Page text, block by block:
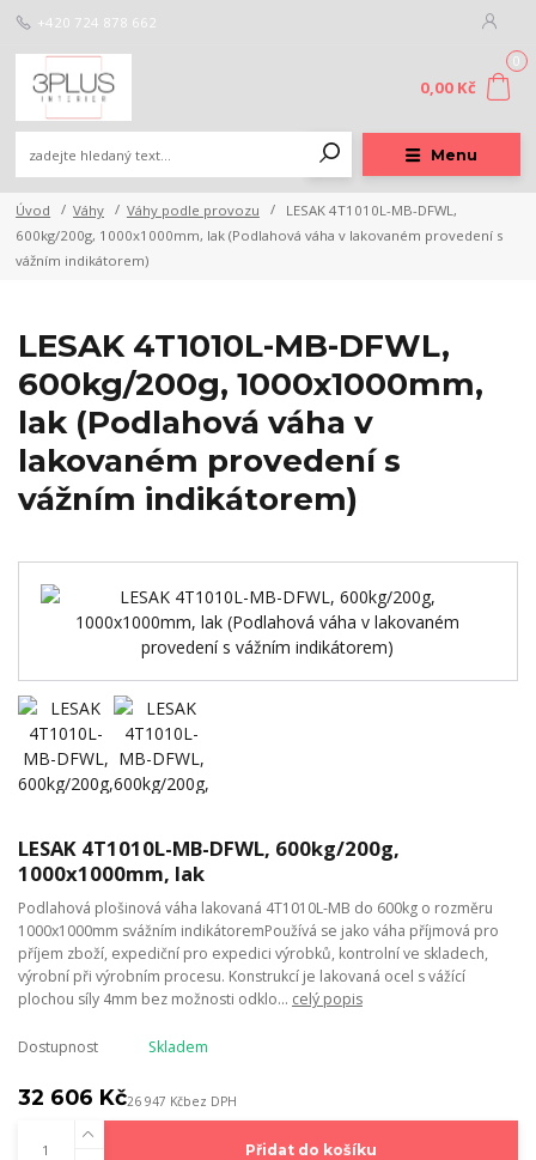
Menu
+420 724 878 662
0
0,00 Kč
Úvod Váhy Váhy podle provozu
LESAK 4T1010L-MB-DFWL,
600kg/200g, 1000x1000mm, lak (Podlahová váha v lakovaném provedení s
vážním indikátorem)
LESAK 4T1010L-MB-DFWL,
600kg/200g, 1000x1000mm,
lak (Podlahová váha v
lakovaném provedení s
vážním indikátorem)
LESAK 4T1010L-MB-DFWL, 600kg/200g,
1000x1000mm, lak
Podlahová plošinová váha lakovaná 4T1010L-MB do 600kg o rozměru
1000x1000mm svážním indikátoremPoužívá se jako váha příjmová pro
příjem zboží, expediční pro expedici výrobků, kontrolní ve skladech,
výrobní při výrobním procesu. Konstrukcí je lakovaná ocel s vážící
plochou síly 4mm bez možnosti odklo... celý popis
Dostupnost Skladem
32 606 Kč26 947 Kčbez DPH
Přidat do košíku